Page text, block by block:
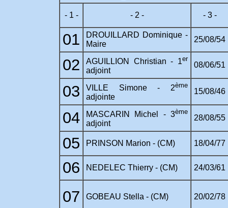
- 1 - - 2 - - 3 -
01
DROUILLARD Dominique -
Maire
25/08/54
02 AGUILLION Christian - 1er
adjoint
08/06/51
03 VILLE Simone - 2ème
adjointe
15/08/46
04 MASCARIN Michel - 3ème
adjoint
28/08/55
05 PRINSON Marion - (CM) 18/04/77
06 NEDELEC Thierry - (CM) 24/03/61
07 GOBEAU Stella - (CM) 20/02/78